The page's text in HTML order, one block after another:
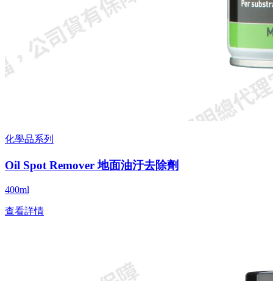
化學品系列
Oil Spot Remover 地面油汙去除劑
400ml
查看詳情